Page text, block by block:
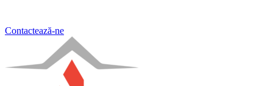
Contactează-ne